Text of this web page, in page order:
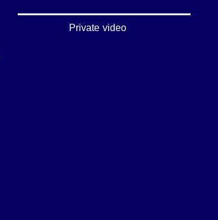
Private video